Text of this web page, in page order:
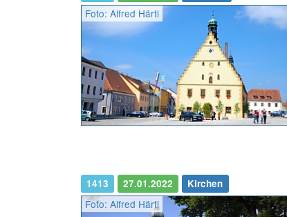
Foto: Alfred Härtl
1413 27.01.2022 Kirchen
Foto: Alfred Härtl